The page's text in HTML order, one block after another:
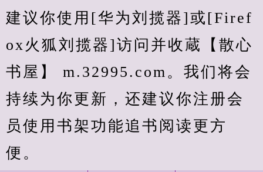
建议你使用[华为刘揽器]或[Firef
ox火狐刘揽器]访问并收蔵【散心
书屋】 m.32995.com。我们将会
持续为你更新，还建议你注册会
员使用书架功能追书阅读更方
便。